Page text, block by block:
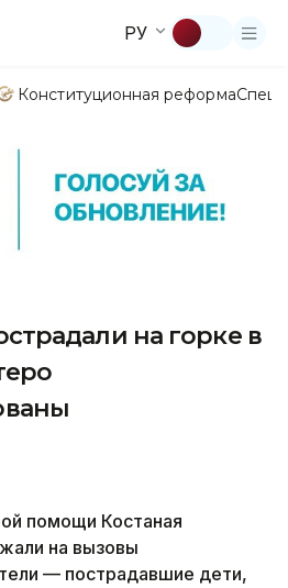
РУ
Конституционная реформа
на горке в
помощи Костаная
на вызовы
— пострадавшие дети,